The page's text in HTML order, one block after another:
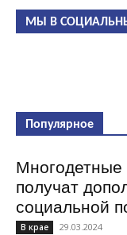
МЫ В
Популярное
Многодетные
получат
социальной
В крае 29.03.2024